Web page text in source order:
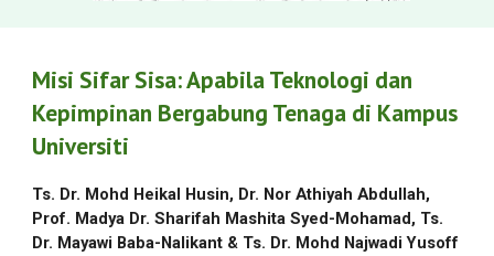
Misi Sifar Sisa: Apabila Teknologi dan
Kepimpinan Bergabung Tenaga di Kampus
Universiti
Ts. Dr. Mohd Heikal Husin, Dr. Nor Athiyah Abdullah,
Prof. Madya Dr. Sharifah Mashita Syed-Mohamad, Ts.
Dr. Mayawi Baba-Nalikant & Ts. Dr. Mohd Najwadi Yusoff